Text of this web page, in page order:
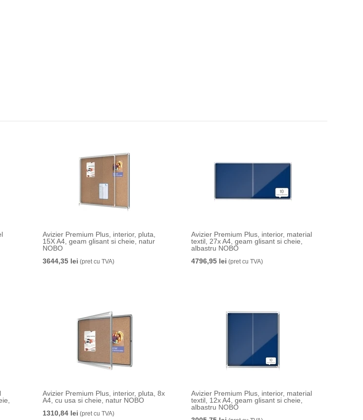
Avizier Premium Plus, interior, pluta,
15X A4, geam glisant si cheie, natur
NOBO
3644,35 lei (pret cu TVA)
Avizier Premium Plus, interior, material
textil, 27x A4, geam glisant si cheie,
albastru NOBO
4796,95 lei (pret cu TVA)
Avizier Premium Plus, interior, pluta, 8x
A4, cu usa si cheie, natur NOBO
1310,84 lei (pret cu TVA)
Avizier Premium Plus, interior, material
textil, 12x A4, geam glisant si cheie,
albastru NOBO